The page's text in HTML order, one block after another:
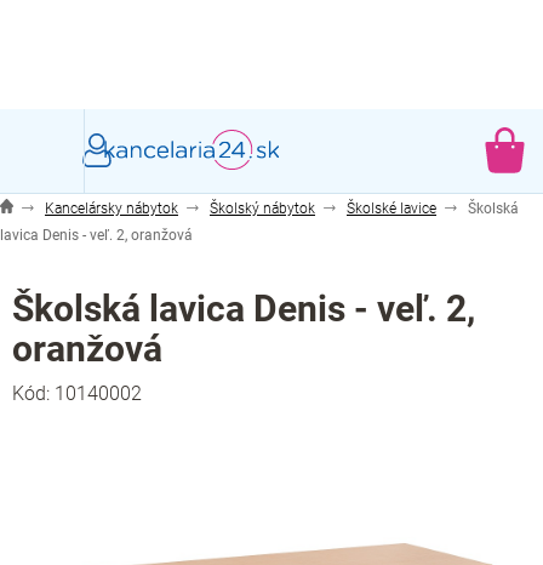
Kancelársky nábytok Školský nábytok Školské lavice
Školská
lavica Denis - veľ. 2, oranžová
Školská lavica Denis - veľ. 2,
oranžová
Kód: 10140002